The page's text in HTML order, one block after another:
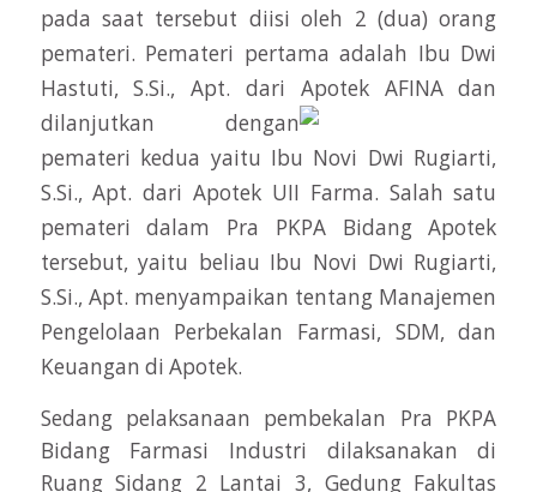
pada saat tersebut diisi oleh 2 (dua) orang
pemateri. Pemateri pertama adalah Ibu Dwi
Hastuti, S.Si., Apt. dari Apotek AFINAdan
dilanjutkan dengan
pemateri kedua yaitu Ibu Novi Dwi Rugiarti,
S.Si., Apt. dari Apotek UII Farma. Salah satu
pemateri dalam Pra PKPA Bidang Apotek
tersebut, yaitu beliau Ibu Novi Dwi Rugiarti,
S.Si., Apt. menyampaikan tentang Manajemen
Pengelolaan Perbekalan Farmasi, SDM, dan
Keuangan di Apotek.
Sedang pelaksanaan pembekalan Pra PKPA
Bidang Farmasi Industri dilaksanakan di
Ruang Sidang 2 Lantai 3, Gedung Fakultas